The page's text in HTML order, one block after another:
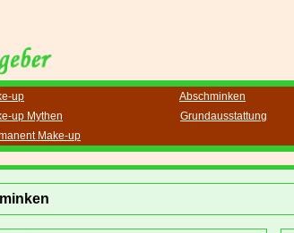
up Abschminken
up Mythen
Grundausstattung
Make-up